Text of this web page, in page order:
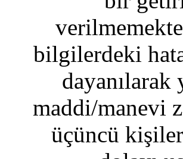
bilgilerdeki
dayanılarak
maddi/manevi
üçüncü